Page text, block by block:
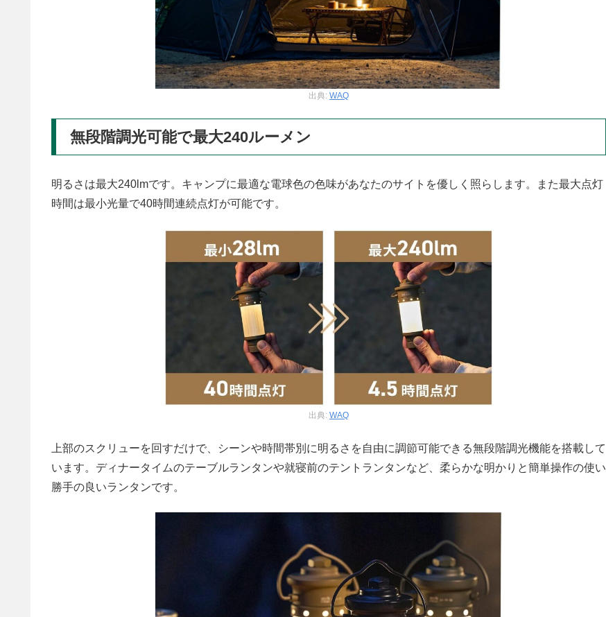
出典: WAQ
無段階調光可能で最大240ルーメン
明るさは最大240lmです。キャンプに最適な電球色の色味があなたのサイトを優しく照らします。また最大点灯
時間は最小光量で40時間連続点灯が可能です。
出典: WAQ
上部のスクリューを回すだけで、シーンや時間帯別に明るさを自由に調節可能できる無段階調光機能を搭載して
います。ディナータイムのテーブルランタンや就寝前のテントランタンなど、柔らかな明かりと簡単操作の使い
勝手の良いランタンです。